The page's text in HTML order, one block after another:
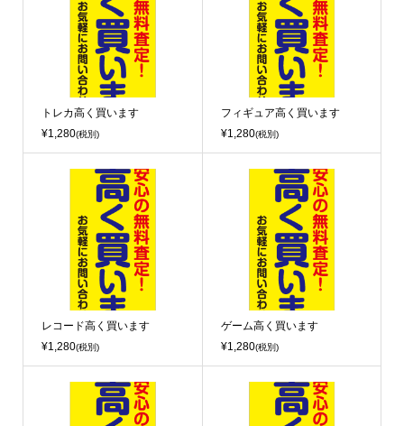
トレカ高く買います
¥1,280(税別)
フィギュア高く買います
¥1,280(税別)
レコード高く買います
¥1,280(税別)
ゲーム高く買います
¥1,280(税別)